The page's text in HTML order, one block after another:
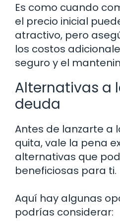
Es como cuando
el precio inicial
atractivo, pero
los costos
seguro y el
Alternativas a
deuda
Antes de lanzarte a
quita, vale la pena
alternativas que
beneficiosas para ti.
Aquí hay algunas
podrías considerar: